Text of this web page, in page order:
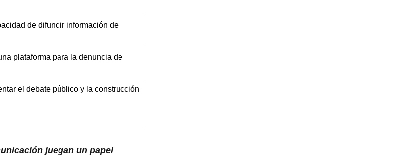
de difundir información de
plataforma para la denuncia de
el debate público y la construcción
juegan un papel